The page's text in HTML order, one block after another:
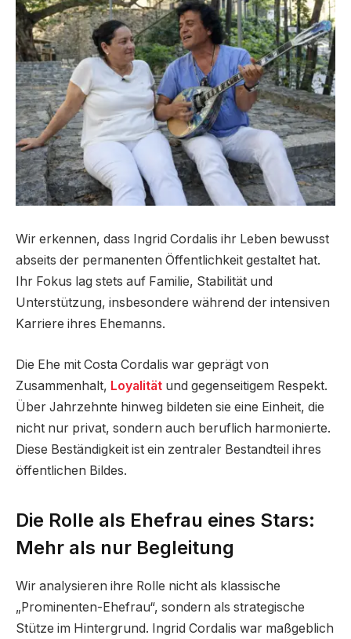
Wir erkennen, dass Ingrid Cordalis ihr Leben bewusst
abseits der permanenten Öffentlichkeit gestaltet hat.
Ihr Fokus lag stets auf Familie, Stabilität und
Unterstützung, insbesondere während der intensiven
Karriere ihres Ehemanns.
Die Ehe mit Costa Cordalis war geprägt von
Zusammenhalt, Loyalität und gegenseitigem Respekt.
Über Jahrzehnte hinweg bildeten sie eine Einheit, die
nicht nur privat, sondern auch beruflich harmonierte.
Diese Beständigkeit ist ein zentraler Bestandteil ihres
öffentlichen Bildes.
Die Rolle als Ehefrau eines Stars:
Mehr als nur Begleitung
Wir analysieren ihre Rolle nicht als klassische
„Prominenten-Ehefrau“, sondern als strategische
Stütze im Hintergrund. Ingrid Cordalis war maßgeblich